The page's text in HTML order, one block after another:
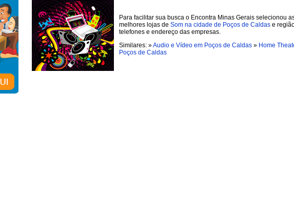
Para facilitar sua busca o Encontra Minas Gerais selecionou
melhores lojas de Som na cidade de Poços de Caldas e
telefones e endereço das empresas.
Similares: »Audio e Vídeo em Poços de Caldas » Home
Poços de Caldas